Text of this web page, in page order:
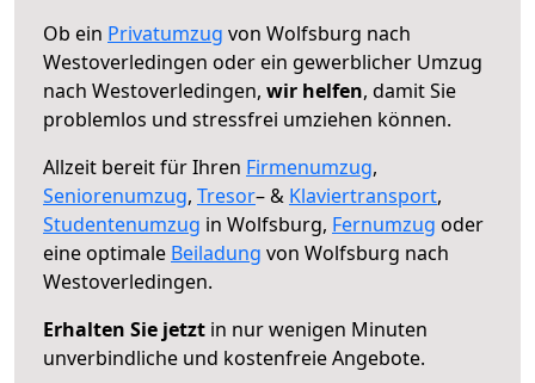
Ob ein Privatumzug von Wolfsburg nach
Westoverledingen oder ein gewerblicher Umzug
nach Westoverledingen, wir helfen, damit Sie
problemlos und stressfrei umziehen können.
Allzeit bereit für Ihren Firmenumzug,
Seniorenumzug, Tresor– & Klaviertransport,
Studentenumzug in Wolfsburg, Fernumzug oder
eine optimale Beiladung von Wolfsburg nach
Westoverledingen.
Erhalten Sie jetzt in nur wenigen Minuten
unverbindliche und kostenfreie Angebote.